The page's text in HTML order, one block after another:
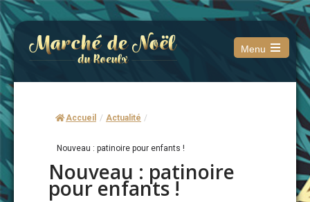
Menu
Open
main
Accueil / Actualité /
Nouveau : patinoire pour enfants !
Nouveau : patinoire
pour enfants !